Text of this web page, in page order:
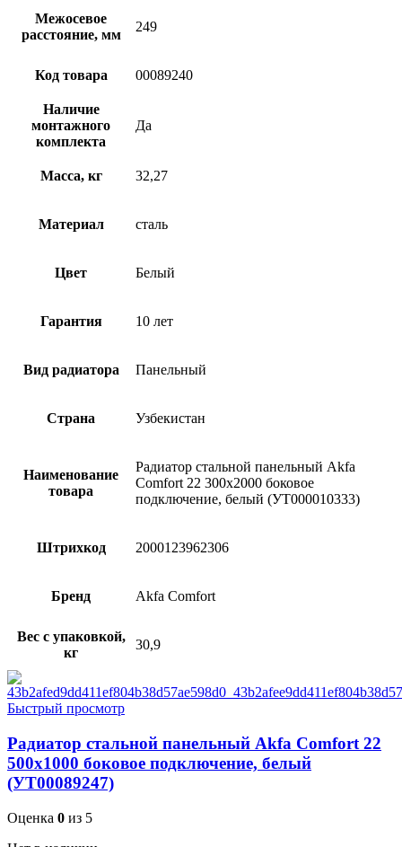
Межосевое
расстояние, мм
249
Код товара 00089240
Наличие
монтажного
комплекта
Да
Масса, кг 32,27
Материал сталь
Цвет Белый
Гарантия 10 лет
Вид радиатора Панельный
Страна Узбекистан
Наименование
товара
Радиатор стальной панельный Akfa
Comfort 22 300х2000 боковое
подключение, белый (УТ000010333)
Штрихкод 2000123962306
Бренд Akfa Comfort
Вес с упаковкой,
кг
30,9
Быстрый просмотр
Радиатор стальной панельный Akfa Comfort 22
500х1000 боковое подключение, белый
(УТ00089247)
Оценка 0 из 5